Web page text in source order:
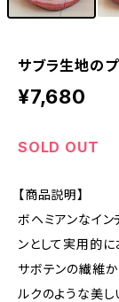
サブラ生地の
¥7,680
SOLD OUT
【商品説明】
ボヘミアンなイン
ンとして実用的に
サボテンの繊維
ルクのような美